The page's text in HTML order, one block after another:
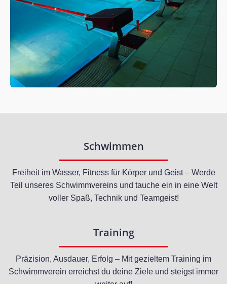
Schwimmen
Freiheit im Wasser, Fitness für Körper und Geist – Werde
Teil unseres Schwimmvereins und tauche ein in eine Welt
voller Spaß, Technik und Teamgeist!
Training
Präzision, Ausdauer, Erfolg – Mit gezieltem Training im
Schwimmverein erreichst du deine Ziele und steigst immer